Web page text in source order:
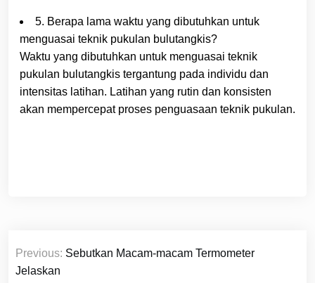
5. Berapa lama waktu yang dibutuhkan untuk
menguasai teknik pukulan bulutangkis?
Waktu yang dibutuhkan untuk menguasai teknik
pukulan bulutangkis tergantung pada individu dan
intensitas latihan. Latihan yang rutin dan konsisten
akan mempercepat proses penguasaan teknik pukulan.
Navigasi
pos
Previous: Sebutkan Macam-macam Termometer
Jelaskan